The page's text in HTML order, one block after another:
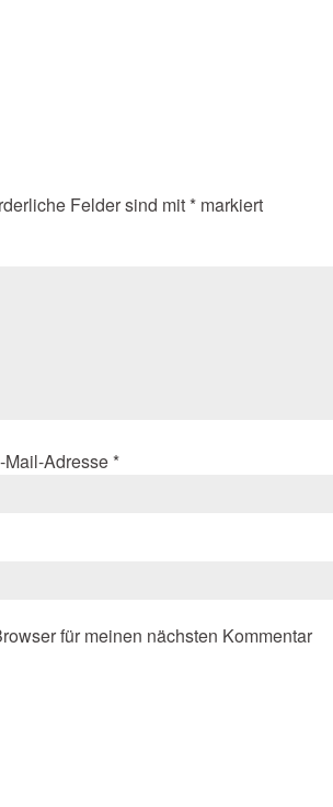
Felder sind mit * markiert
Mail-Adresse *
für meinen nächsten Kommentar